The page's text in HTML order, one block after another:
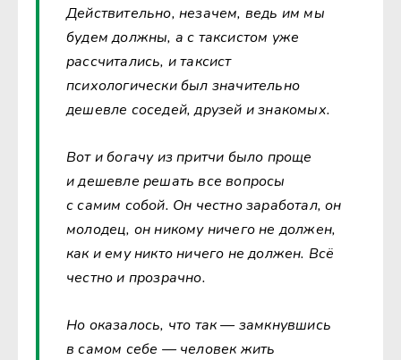
Действительно, незачем, ведь им мы
будем должны, а с таксистом уже
рассчитались, и таксист
психологически был значительно
дешевле соседей, друзей и знакомых.
Вот и богачу из притчи было проще
и дешевле решать все вопросы
с самим собой. Он честно заработал, он
молодец, он никому ничего не должен,
как и ему никто ничего не должен. Всё
честно и прозрачно.
Но оказалось, что так — замкнувшись
в самом себе — человек жить